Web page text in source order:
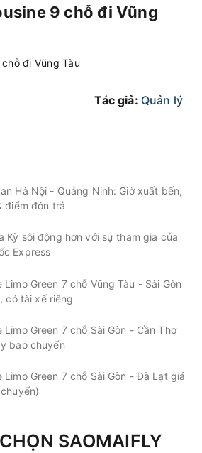
9 chỗ đi Vũng
đi Vũng Tàu
Tác giả: Quản lý
Hà Nội - Quảng Ninh: Giờ xuất bến,
điểm đón trả
Kỳ sôi động hơn với sự tham gia của
Express
Limo Green 7 chỗ Vũng Tàu - Sài Gòn
có tài xế riêng
Limo Green 7 chỗ Sài Gòn - Cần Thơ
bao chuyến
Limo Green 7 chỗ Sài Gòn - Đà Lạt giá
SAOMAIFLY